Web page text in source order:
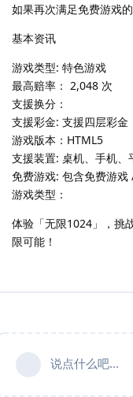
如果再次满足免费游戏
基本资讯
游戏类型: 特色游戏
最高赔率： 2,048 次
支援换分：
支援彩金: 支援四层彩金
游戏版本：HTML5
支援装置: 桌机、手机、
免费游戏: 包含免费游
游戏类型：
体验「无限1024」，挑
限可能！
说点什么吧...